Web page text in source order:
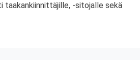
-sitojalle sekä